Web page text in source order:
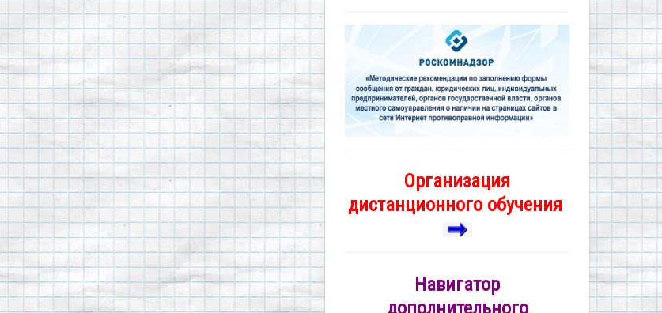
Организация
дистанционного обучения
Навигатор
дополнительного